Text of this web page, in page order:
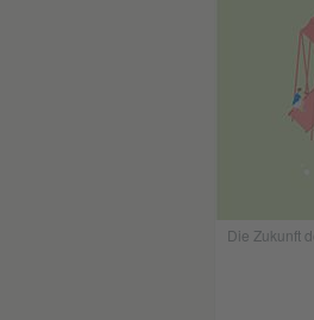
Die Zukunft